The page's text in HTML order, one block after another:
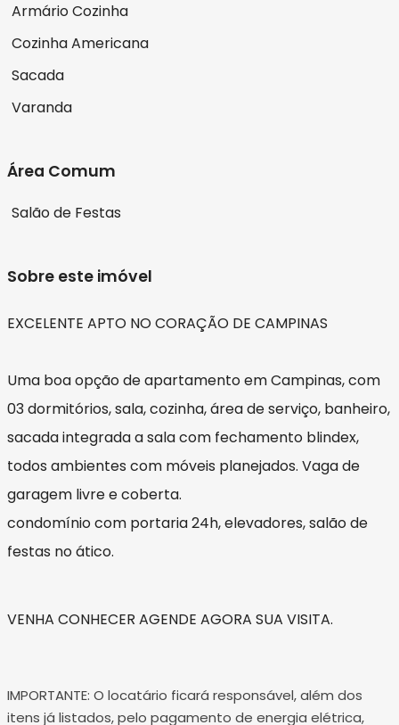
Armário Cozinha
Cozinha Americana
Sacada
Varanda
Área Comum
Salão de Festas
Sobre este imóvel
EXCELENTE APTO NO CORAÇÃO DE CAMPINAS
Uma boa opção de apartamento em Campinas, com
03 dormitórios, sala, cozinha, área de serviço, banheiro,
sacada integrada a sala com fechamento blindex,
todos ambientes com móveis planejados. Vaga de
garagem livre e coberta.
condomínio com portaria 24h, elevadores, salão de
festas no ático.
VENHA CONHECER AGENDE AGORA SUA VISITA.
IMPORTANTE: O locatário ficará responsável, além dos
itens já listados, pelo pagamento de energia elétrica,